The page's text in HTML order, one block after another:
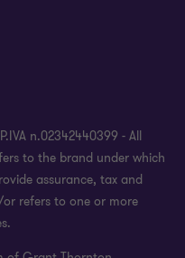
n.02342440399 - All
to the brand under which
assurance, tax and
refers to one or more